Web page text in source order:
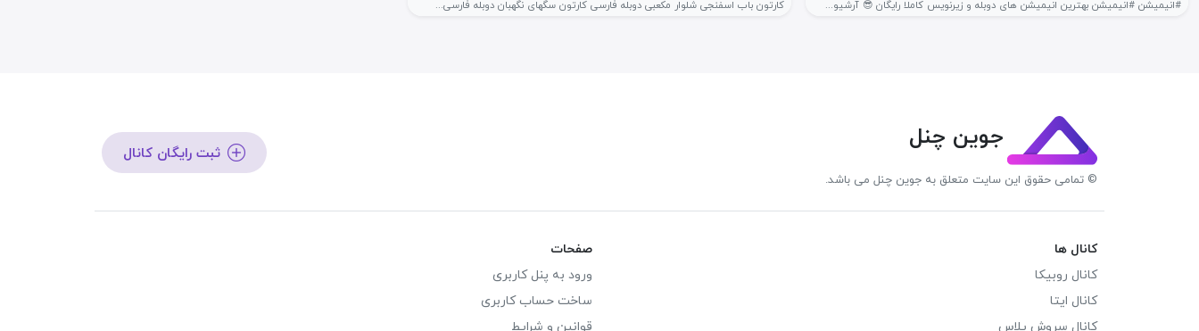
#انیمیشن #انیمیشن بهترین انیمیشن های دوبله و زیرنویس کاملا رایگان 😎 آرشیو... کارتون باب اسفنجی شلوار مکعبی دوبله فارسی کارتون سگهای نگهبان دوبله فارسی...
جوین چنل
© تمامی حقوق این سایت متعلق به جوین چنل می باشد.
ثبت رایگان کانال
کانال ها
کانال روبیکا
کانال ایتا
کانال سروش پلاس
صفحات
ورود به پنل کاربری
ساخت حساب کاربری
قوانین و شرایط